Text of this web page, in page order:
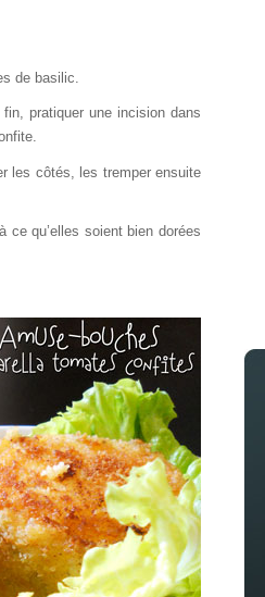
de basilic.
pratiquer une incision dans
les côtés, les tremper ensuite
ce qu’elles soient bien dorées